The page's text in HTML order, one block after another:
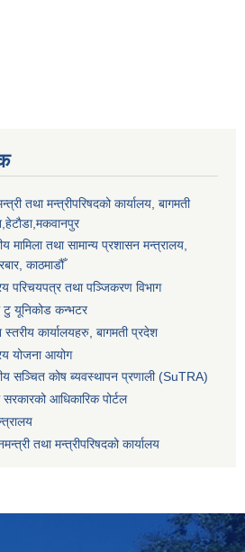
तथा मन्त्रीपरिषदको कार्यालय, बागमती
मामिला तथा सामान्य प्रशासन मन्त्रालय,
काठमाडौँ
परिचयपत्र तथा पञ्जिकरण विभाग
टु यूनिकोड कन्भटर
कार्यालयहरु, बागमती प्रदेश
योजना आयोग
सञ्चित कोष ब्यवस्थापन प्रणाली (SuTRA)
आधिकारिक पोर्टल
तथा मन्त्रीपरिषदको कार्यालय